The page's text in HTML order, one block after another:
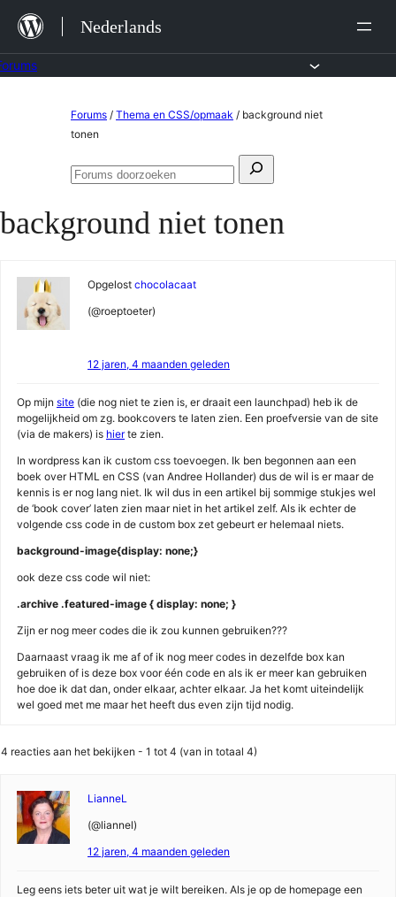
naar
de
Nederlands
Forums / Thema en CSS/opmaak / background niet
tonen
Zoeken
Forums
background niet tonen
Opgelost chocolacaat
(@roeptoeter)
12 jaren, 4 maanden geleden
Op mijn site (die nog niet te zien is, er draait een launchpad) heb ik de
mogelijkheid om zg. bookcovers te laten zien. Een proefversie van de site
(via de makers) is hierte zien.
In wordpress kan ik custom css toevoegen. Ik ben begonnen aan een
boek over HTML en CSS (van Andree Hollander) dus de wil is er maar de
kennis is er nog lang niet. Ik wil dus in een artikel bij sommige stukjes wel
de ‘book cover’ laten zien maar niet in het artikel zelf. Als ik echter de
volgende css code in de custom box zet gebeurt er helemaal niets.
background-image{display: none;}
ook deze css code wil niet:
.archive .featured-image { display: none; }
Zijn er nog meer codes die ik zou kunnen gebruiken???
Daarnaast vraag ik me af of ik nog meer codes in dezelfde box kan
gebruiken of is deze box voor één code en als ik er meer kan gebruiken
hoe doe ik dat dan, onder elkaar, achter elkaar. Ja het komt uiteindelijk
wel goed met me maar het heeft dus even zijn tijd nodig.
4 reacties aan het bekijken - 1 tot 4 (van in totaal 4)
LianneL
(@liannel)
12 jaren, 4 maanden geleden
Leg eens iets beter uit wat je wilt bereiken. Als je op de homepage een